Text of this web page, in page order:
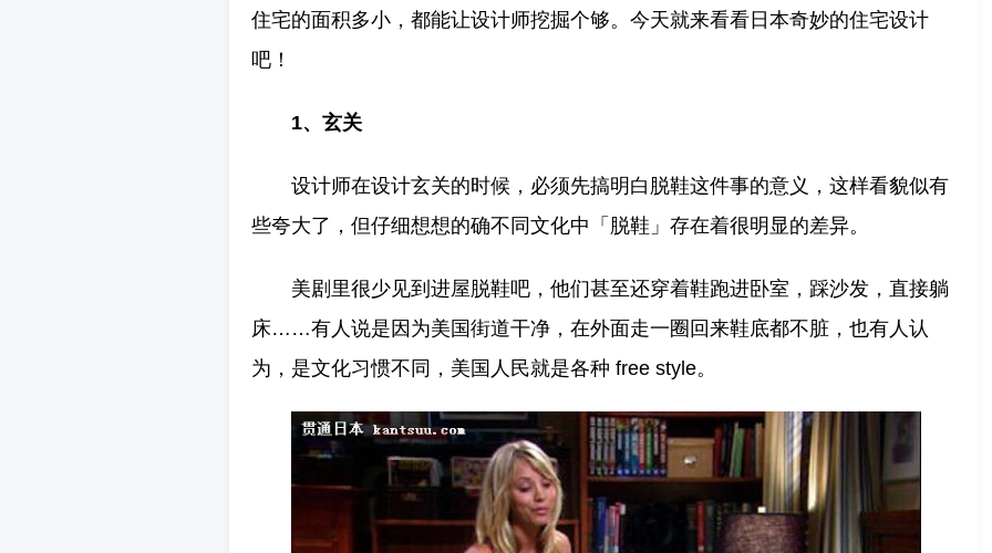
住宅的面积多小，都能让设计师挖掘个够。今天就来看看日本奇妙的住宅设计
吧！
1、玄关
设计师在设计玄关的时候，必须先搞明白脱鞋这件事的意义，这样看貌似有
些夸大了，但仔细想想的确不同文化中「脱鞋」存在着很明显的差异。
美剧里很少见到进屋脱鞋吧，他们甚至还穿着鞋跑进卧室，踩沙发，直接躺
床……有人说是因为美国街道干净，在外面走一圈回来鞋底都不脏，也有人认
为，是文化习惯不同，美国人民就是各种 free style。